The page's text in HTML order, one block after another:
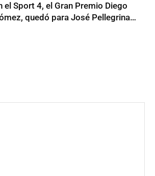
el Sport 4, el Gran Premio Diego
quedó para José Pellegrina…